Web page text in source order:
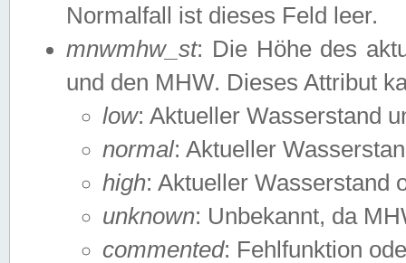
Normalfall ist dieses Feld leer.
mnwmhw_st: Die Höhe des
und den MHW. Dieses Attribut
low: Aktueller Wasserstand
normal: Aktueller
high: Aktueller Wasserstand
unknown: Unbekannt, da
commented: Fehlfunktion